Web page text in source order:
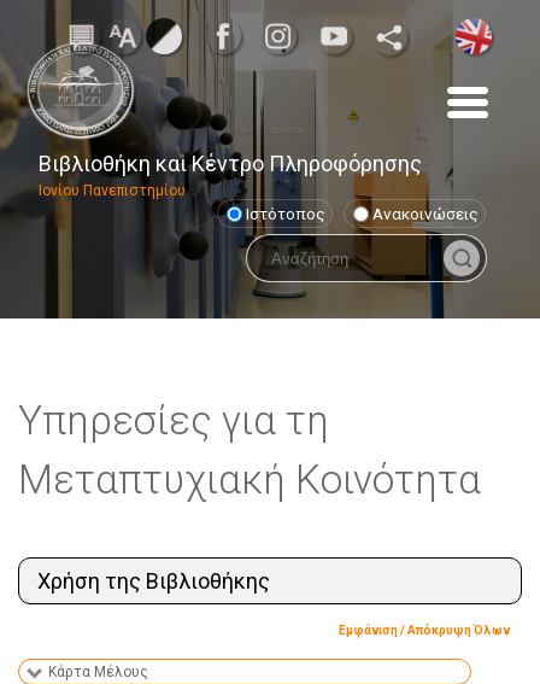
Βιβλιοθήκη και Κέντρο Πληροφόρησης
Ιονίου Πανεπιστημίου
Ιστότοπος Ανακοινώσεις
Υπηρεσίες για τη
Μεταπτυχιακή Κοινότητα
Χρήση της Βιβλιοθήκης
Εμφάνιση / Απόκρυψη Όλων
Κάρτα Μέλους